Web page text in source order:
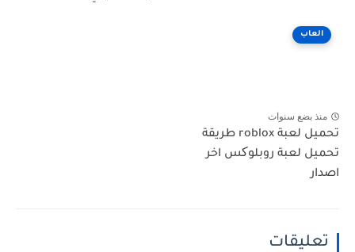
العاب
منذ بضع سنوات
تحميل لعبة roblox طريقة
تحميل لعبة روبلوکس اخر
اصدار
تعليقات